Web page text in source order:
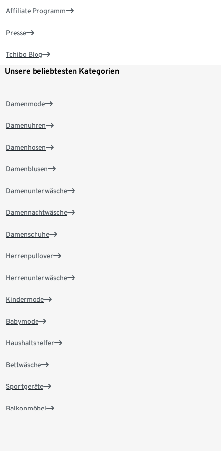
Affiliate Programm
Presse
Tchibo Blog
Unsere beliebtesten Kategorien
Damenmode
Damenuhren
Damenhosen
Damenblusen
Damenunterwäsche
Damennachtwäsche
Damenschuhe
Herrenpullover
Herrenunterwäsche
Kindermode
Babymode
Haushaltshelfer
Bettwäsche
Sportgeräte
Balkonmöbel